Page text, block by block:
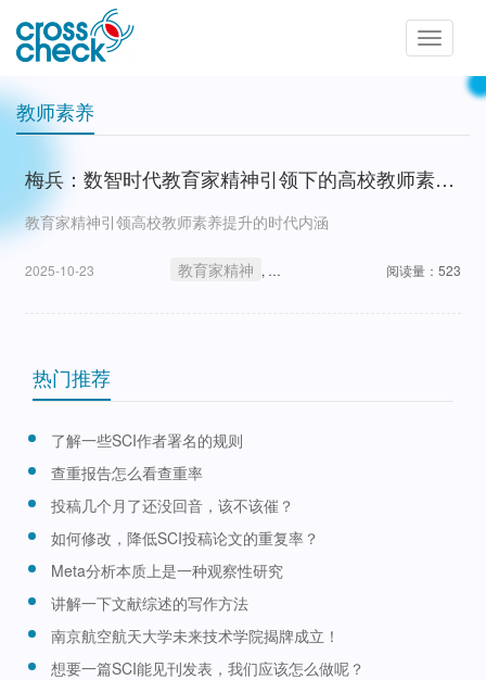
Toggle
教师素养
梅兵：数智时代教育家精神引领下的高校教师素养提升
教育家精神引领高校教师素养提升的时代内涵
2025-10-23 教育家精神 , 教师素养 阅读量：523
热门推荐
了解一些SCI作者署名的规则
查重报告怎么看查重率
投稿几个月了还没回音，该不该催？
如何修改，降低SCI投稿论文的重复率？
Meta分析本质上是一种观察性研究
讲解一下文献综述的写作方法
南京航空航天大学未来技术学院揭牌成立！
想要一篇SCI能见刊发表，我们应该怎么做呢？